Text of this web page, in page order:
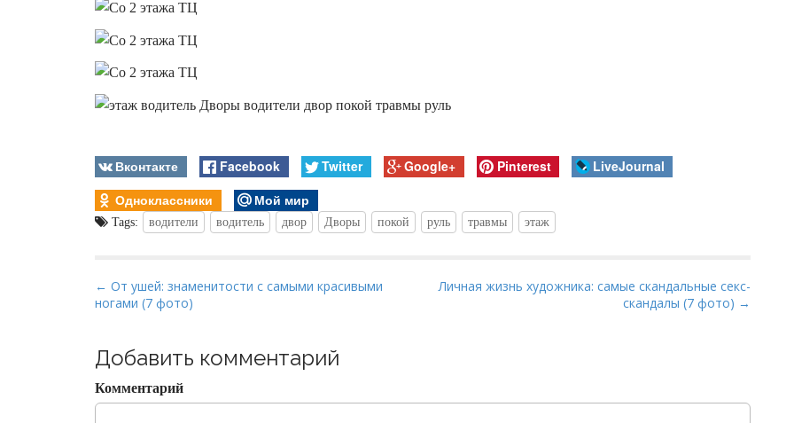
Вконтакте Facebook Twitter Google+ Pinterest
LiveJournal
Одноклассники
Мой мир
Tags: водители водитель двор Дворы покой руль травмы этаж
P
o
t
n
a
← От ушей: знаменитости с самыми красивыми
ногами (7 фото)
Личная жизнь художника: самые скандальные секс-
скандалы (7 фото) →
Добавить комментарий
Комментарий